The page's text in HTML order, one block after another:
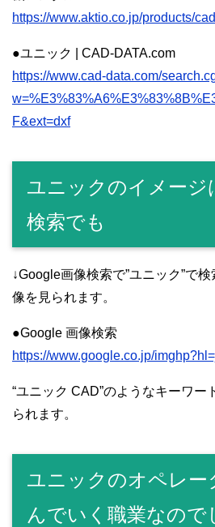
https://www.aktio.co.jp/products/
●ユニック | CAD-DATA.com
https://www.cad-data.com/
F&ext=dxf
ユニックのイメージ
検索でも
↓Google画像検索で”ユニック”で
像を見られます。
●Google 画像検索
https://www.google.co.jp/
“ユニック CAD”のようなキーワー
られます。
ユニックのオペレー
んでいく職業なので